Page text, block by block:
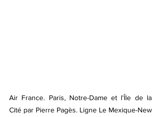
Air France. Paris, Notre-Dame et l'Île de la
Cité par Pierre Pagès. Ligne Le Mexique-New